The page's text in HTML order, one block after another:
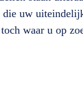
uw
waar u op